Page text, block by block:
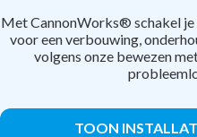
Met CannonWorks® schakel
voor een verbouwing,
volgens onze bewezen
TOON